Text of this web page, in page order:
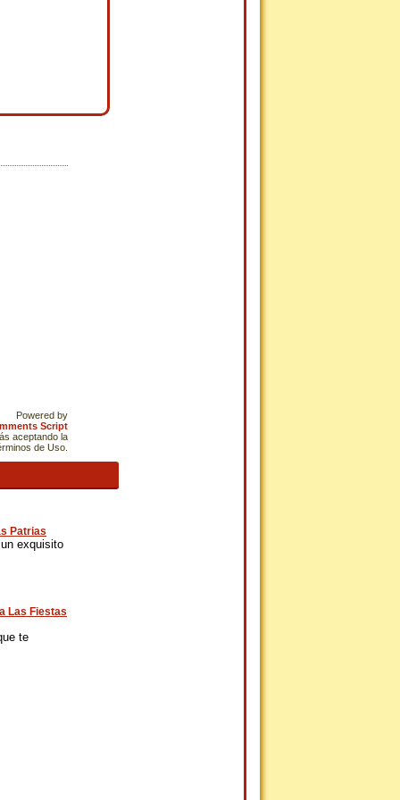
Powered by
Script
aceptando la
de Uso.
Patrias
exquisito
Las Fiestas
te